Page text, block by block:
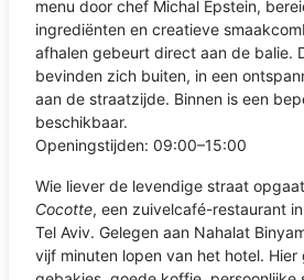
menu door chef Michal Epstein,
ingrediënten en creatieve
afhalen gebeurt direct aan de balie.
bevinden zich buiten, in een
aan de straatzijde. Binnen is een
beschikbaar.
Openingstijden: 09:00–15:00
Wie liever de levendige straat
Cocotte, een zuivelcafé-restaurant
Tel Aviv. Gelegen aan Nahalat
vijf minuten lopen van het hotel. Hier